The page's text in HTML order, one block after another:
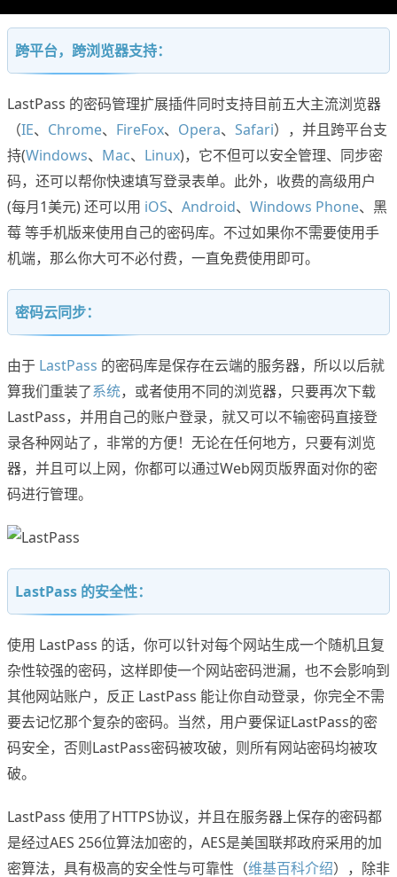
跨平台，跨浏览器支持：
LastPass 的密码管理扩展插件同时支持目前五大主流浏览器
（IE、 Chrome、 FireFox、 Opera、 Safari），并且跨平台支
持(Windows、 Mac、 Linux)，它不但可以安全管理、同步密
码，还可以帮你快速填写登录表单。此外，收费的高级用户
(每月1美元) 还可以用 iOS、 Android、 Windows Phone、黑
莓 等手机版来使用自己的密码库。不过如果你不需要使用手
机端，那么你大可不必付费，一直免费使用即可。
密码云同步：
由于 LastPass 的密码库是保存在云端的服务器，所以以后就
算我们重装了系统，或者使用不同的浏览器，只要再次下载
LastPass，并用自己的账户登录，就又可以不输密码直接登
录各种网站了，非常的方便！无论在任何地方，只要有浏览
器，并且可以上网，你都可以通过Web网页版界面对你的密
码进行管理。
LastPass 的安全性：
使用 LastPass 的话，你可以针对每个网站生成一个随机且复
杂性较强的密码，这样即使一个网站密码泄漏，也不会影响到
其他网站账户，反正 LastPass 能让你自动登录，你完全不需
要去记忆那个复杂的密码。当然，用户要保证LastPass的密
码安全，否则LastPass密码被攻破，则所有网站密码均被攻
破。
LastPass 使用了HTTPS协议，并且在服务器上保存的密码都
是经过AES 256位算法加密的，AES是美国联邦政府采用的加
密算法，具有极高的安全性与可靠性（维基百科介绍），除非